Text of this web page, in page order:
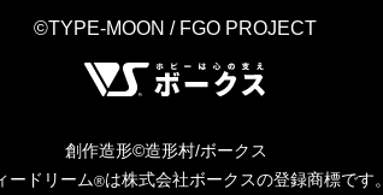
©TYPE-MOON / FGO PROJECT
創作造形©造形村/ボークス
ードリーム®は株式会社ボークスの登録商標です。